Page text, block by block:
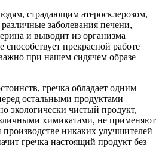
страдающим атеросклерозом,
заболевания печени,
и выводит из организма
прекрасной работе
при нашем сидячем образе
гречка обладает одним
остальными продуктами
экологически чистый продукт,
химикатами, не применяют
никаких улучшителей
гречка настоящий продукт без